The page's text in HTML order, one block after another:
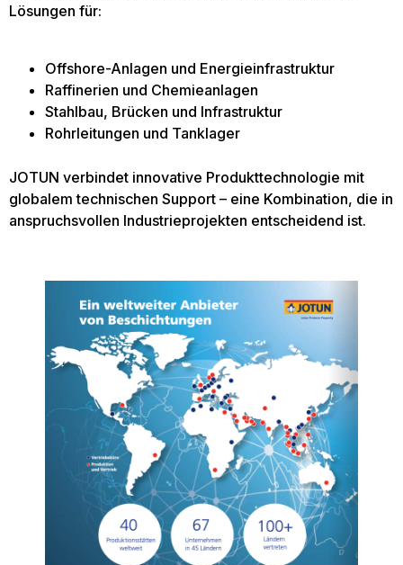
Lösungen für:
Offshore-Anlagen und Energieinfrastruktur
Raffinerien und Chemieanlagen
Stahlbau, Brücken und Infrastruktur
Rohrleitungen und Tanklager
JOTUN verbindet innovative Produkttechnologie mit
globalem technischen Support – eine Kombination, die in
anspruchsvollen Industrieprojekten entscheidend ist.